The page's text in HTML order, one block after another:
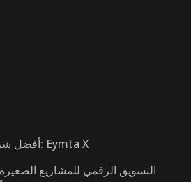
أفضل شركة تسويق في سوريا: Eymta X
التسويق الرقمي للمشاريع